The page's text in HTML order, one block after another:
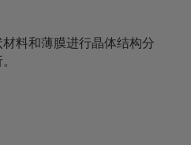
料和薄膜进行晶体结构分